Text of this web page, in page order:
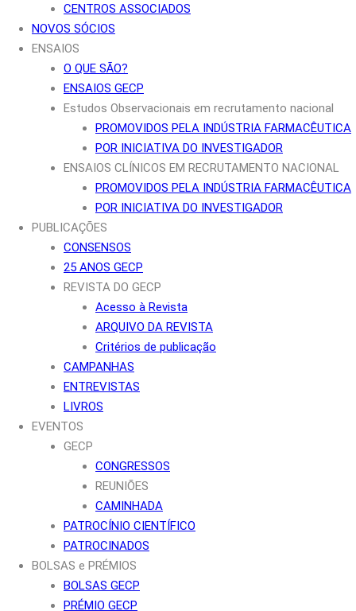
CENTROS ASSOCIADOS
NOVOS SÓCIOS
ENSAIOS
O QUE SÃO?
ENSAIOS GECP
Estudos Observacionais em recrutamento nacional
PROMOVIDOS PELA INDÚSTRIA FARMACÊUTICA
POR INICIATIVA DO INVESTIGADOR
ENSAIOS CLÍNICOS EM RECRUTAMENTO NACIONAL
PROMOVIDOS PELA INDÚSTRIA FARMACÊUTICA
POR INICIATIVA DO INVESTIGADOR
PUBLICAÇÕES
CONSENSOS
25 ANOS GECP
REVISTA DO GECP
Acesso à Revista
ARQUIVO DA REVISTA
Critérios de publicação
CAMPANHAS
ENTREVISTAS
LIVROS
EVENTOS
GECP
CONGRESSOS
REUNIÕES
CAMINHADA
PATROCÍNIO CIENTÍFICO
PATROCINADOS
BOLSAS e PRÉMIOS
BOLSAS GECP
PRÉMIO GECP